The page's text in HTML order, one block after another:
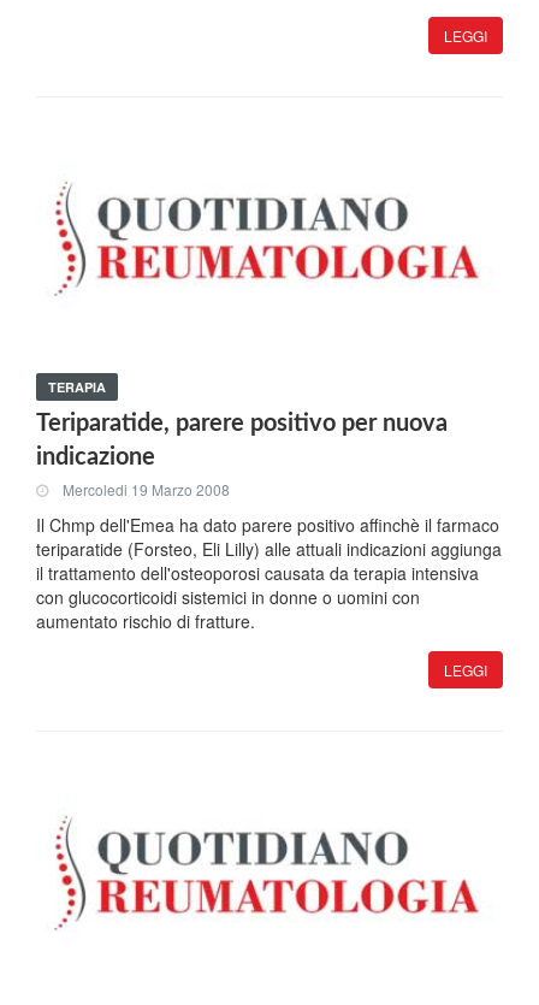
LEGGI
TERAPIA
Teriparatide, parere positivo per nuova
indicazione
Mercoledi 19 Marzo 2008
Il Chmp dell'Emea ha dato parere positivo affinchè il farmaco
teriparatide (Forsteo, Eli Lilly) alle attuali indicazioni aggiunga
il trattamento dell'osteoporosi causata da terapia intensiva
con glucocorticoidi sistemici in donne o uomini con
aumentato rischio di fratture.
LEGGI